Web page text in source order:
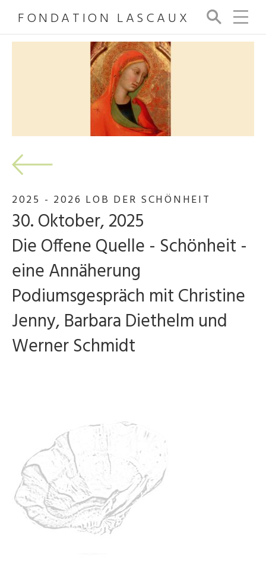
FONDATION LASCAUX
Su
ch
e
2025 - 2026 LOB DER SCHÖNHEIT
30. Oktober, 2025
Die Offene Quelle - Schönheit -
eine Annäherung
Podiumsgespräch mit Christine
Jenny, Barbara Diethelm und
Werner Schmidt